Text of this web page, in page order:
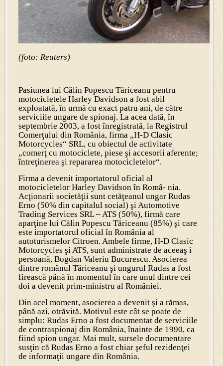
(foto: Reuters)
Pasiunea lui Călin Popescu Tăriceanu pentru
motocicletele Harley Davidson a fost abil
exploatată, în urmă cu exact patru ani, de către
serviciile ungare de spionaj. La acea dată, în
septembrie 2003, a fost înregistrată, la Registrul
Comerţului din România, firma „H-D Clasic
Motorcycles“ SRL, cu obiectul de activitate
„comerţ cu motociclete, piese şi accesorii aferente;
întreţinerea şi repararea motocicletelor“.
Firma a devenit importatorul oficial al
motocicletelor Harley Davidson în Româ- nia.
Acţionarii societăţii sunt cetăţeanul ungar Rudas
Erno (50% din capitalul social) şi Automotive
Trading Services SRL – ATS (50%), firmă care
aparţine lui Călin Popescu Tăriceanu (85%) şi care
este importatorul oficial în România al
autoturismelor Citroen. Ambele firme, H-D Clasic
Motorcycles şi ATS, sunt administrate de aceeaş i
persoană, Bogdan Valeriu Bucurescu. Asocierea
dintre românul Tăriceanu şi ungurul Rudas a fost
firească până în momentul în care unul dintre cei
doi a devenit prim-ministru al României.
Din acel moment, asocierea a devenit şi a rămas,
până azi, otrăvită. Motivul este cât se poate de
simplu: Rudas Erno a fost documentat de serviciile
de contraspionaj din România, înainte de 1990, ca
fiind spion ungar. Mai mult, sursele documentare
susţin că Rudas Erno a fost chiar şeful rezidenţei
de informaţii ungare din România.